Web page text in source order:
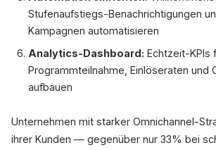
Stufenaufstiegs-Benachrichtigungen
Kampagnen automatisieren
Analytics-Dashboard: Echtzeit-KPIs
Programmteilnahme, Einlöseraten und
aufbauen
Unternehmen mit starker Omnichannel-
ihrer Kunden — gegenüber nur 33% bei